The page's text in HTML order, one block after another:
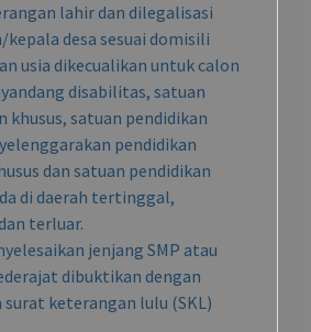
lahir dan dilegalisasi
desa sesuai domisili
usia dikecualikan untuk calon
disabilitas, satuan
khusus, satuan pendidikan
pendidikan
dan satuan pendidikan
di daerah tertinggal,
terluar.
jenjang SMP atau
dibuktikan dengan
surat keterangan lulu (SKL)